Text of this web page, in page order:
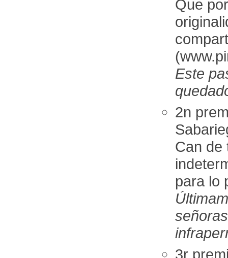
Que
Este
2n
Can de
para lo
3r